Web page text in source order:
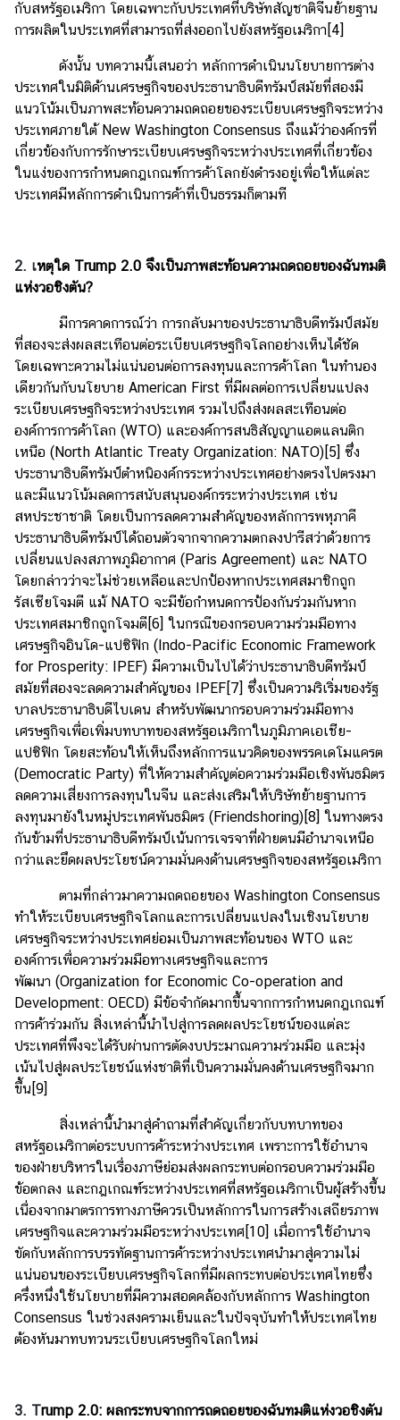
กับสหรัฐอเมริกา โดยเฉพาะกับประเทศที่บริษัทสัญชาติจีนย้ายฐาน
การผลิตในประเทศที่สามารถที่ส่งออกไปยังสหรัฐอเมริกา [4]
ดังนั้น บทความนี้เสนอว่า หลักการดำเนินนโยบายการต่าง
ประเทศในมิติด้านเศรษฐกิจของประธานาธิบดีทรัมป์สมัยที่สองมี
แนวโน้มเป็นภาพสะท้อนความถดถอยของระเบียบเศรษฐกิจระหว่าง
ประเทศภายใต้ New Washington Consensus ถึงแม้ว่าองค์กรที่
เกี่ยวข้องกับการรักษาระเบียบเศรษฐกิจระหว่างประเทศที่เกี่ยวข้อง
ในแง่ของการกำหนดกฎเกณฑ์การค้าโลกยังดำรงอยู่เพื่อให้แต่ละ
ประเทศมีหลักการดำเนินการค้าที่เป็นธรรมก็ตามที
2. เหตุใด Trump 2.0 จึงเป็นภาพสะท้อนความถดถอยของฉันทมติ
แห่งวอชิงตัน?
มีการคาดการณ์ว่า การกลับมาของประธานาธิบดีทรัมป์สมัย
ที่สองจะส่งผลสะเทือนต่อระเบียบเศรษฐกิจโลกอย่างเห็นได้ชัด
โดยเฉพาะความไม่แน่นอนต่อการลงทุนและการค้าโลก ในทำนอง
เดียวกันกับนโยบาย American First ที่มีผลต่อการเปลี่ยนแปลง
ระเบียบเศรษฐกิจระหว่างประเทศ รวมไปถึงส่งผลสะเทือนต่อ
องค์การการค้าโลก (WTO) และองค์การสนธิสัญญาแอตแลนติก
เหนือ (North Atlantic Treaty Organization: NATO)[5] ซึ่ง
ประธานาธิบดีทรัมป์ตำหนิองค์กรระหว่างประเทศอย่างตรงไปตรงมา
และมีแนวโน้มลดการสนับสนุนองค์กรระหว่างประเทศ เช่น
สหประชาชาติ โดยเป็นการลดความสำคัญของหลักการพหุภาคี
ประธานาธิบดีทรัมป์ได้ถอนตัวจากจากความตกลงปารีสว่าด้วยการ
เปลี่ยนแปลงสภาพภูมิอากาศ (Paris Agreement) และ NATO
โดยกล่าวว่าจะไม่ช่วยเหลือและปกป้องหากประเทศสมาชิกถูก
รัสเซียโจมตี แม้ NATO จะมีข้อกำหนดการป้องกันร่วมกันหาก
ประเทศสมาชิกถูกโจมตี[6] ในกรณีของกรอบความร่วมมือทาง
เศรษฐกิจอินโด-แปซิฟิก (Indo-Pacific Economic Framework
for Prosperity: IPEF) มีความเป็นไปได้ว่าประธานาธิบดีทรัมป์
สมัยที่สองจะลดความสำคัญของ IPEF[7] ซึ่งเป็นความริเริ่มของรัฐ
บาลประธานาธิบดีไบเดน สำหรับพัฒนากรอบความร่วมมือทาง
เศรษฐกิจเพื่อเพิ่มบทบาทของสหรัฐอเมริกาในภูมิภาคเอเชีย-
แปซิฟิก โดยสะท้อนให้เห็นถึงหลักการแนวคิดของพรรคเดโมแครต
(Democratic Party) ที่ให้ความสำคัญต่อความร่วมมือเชิงพันธมิตร
ลดความเสี่ยงการลงทุนในจีน และส่งเสริมให้บริษัทย้ายฐานการ
ลงทุนมายังในหมู่ประเทศพันธมิตร (Friendshoring)[8] ในทางตรง
กันข้ามที่ประธานาธิบดีทรัมป์เน้นการเจรจาที่ฝ่ายตนมีอำนาจเหนือ
กว่าและยึดผลประโยชน์ความมั่นคงด้านเศรษฐกิจของสหรัฐอเมริกา
ตามที่กล่าวมาความถดถอยของ Washington Consensus
ทำให้ระเบียบเศรษฐกิจโลกและการเปลี่ยนแปลงในเชิงนโยบาย
เศรษฐกิจระหว่างประเทศย่อมเป็นภาพสะท้อนของ WTO และ
องค์การเพื่อความร่วมมือทางเศรษฐกิจและการ
พัฒนา (Organization for Economic Co-operation and
Development: OECD) มีข้อจำกัดมากขึ้นจากการกำหนดกฎเกณฑ์
การค้าร่วมกัน สิ่งเหล่านี้นำไปสู่การลดผลประโยชน์ของแต่ละ
ประเทศที่พึงจะได้รับผ่านการตัดงบประมาณความร่วมมือ และมุ่ง
เน้นไปสู่ผลประโยชน์แห่งชาติที่เป็นความมั่นคงด้านเศรษฐกิจมาก
ขึ้น [9]
สิ่งเหล่านี้นำมาสู่คำถามที่สำคัญเกี่ยวกับบทบาทของ
สหรัฐอเมริกาต่อระบบการค้าระหว่างประเทศ เพราะการใช้อำนาจ
ของฝ่ายบริหารในเรื่องภาษีย่อมส่งผลกระทบต่อกรอบความร่วมมือ
ข้อตกลง และกฎเกณฑ์ระหว่างประเทศที่สหรัฐอเมริกาเป็นผู้สร้างขึ้น
เนื่องจากมาตรการทางภาษีควรเป็นหลักการในการสร้างเสถียรภาพ
เศรษฐกิจและความร่วมมือระหว่างประเทศ [10] เมื่อการใช้อำนาจ
ขัดกับหลักการบรรทัดฐานการค้าระหว่างประเทศนำมาสู่ความไม่
แน่นอนของระเบียบเศรษฐกิจโลกที่มีผลกระทบต่อประเทศไทยซึ่ง
ครึ่งหนึ่งใช้นโยบายที่มีความสอดคล้องกับหลักการ Washington
Consensus ในช่วงสงครามเย็นและในปัจจุบันทำให้ประเทศไทย
ต้องหันมาทบทวนระเบียบเศรษฐกิจโลกใหม่
3. Trump 2.0: ผลกระทบจากการถดถอยของฉันทมติแห่งวอชิงตัน